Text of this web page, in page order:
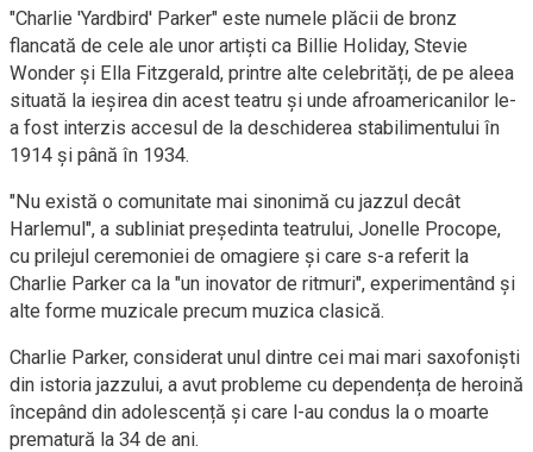
"Charlie 'Yardbird' Parker" este numele plăcii de bronz
flancată de cele ale unor artiști ca Billie Holiday, Stevie
Wonder și Ella Fitzgerald, printre alte celebrități, de pe aleea
situată la ieșirea din acest teatru și unde afroamericanilor le-
a fost interzis accesul de la deschiderea stabilimentului în
1914 și până în 1934.
"Nu există o comunitate mai sinonimă cu jazzul decât
Harlemul", a subliniat președinta teatrului, Jonelle Procope,
cu prilejul ceremoniei de omagiere și care s-a referit la
Charlie Parker ca la "un inovator de ritmuri", experimentând și
alte forme muzicale precum muzica clasică.
Charlie Parker, considerat unul dintre cei mai mari saxofoniști
din istoria jazzului, a avut probleme cu dependența de heroină
începând din adolescență și care l-au condus la o moarte
prematură la 34 de ani.